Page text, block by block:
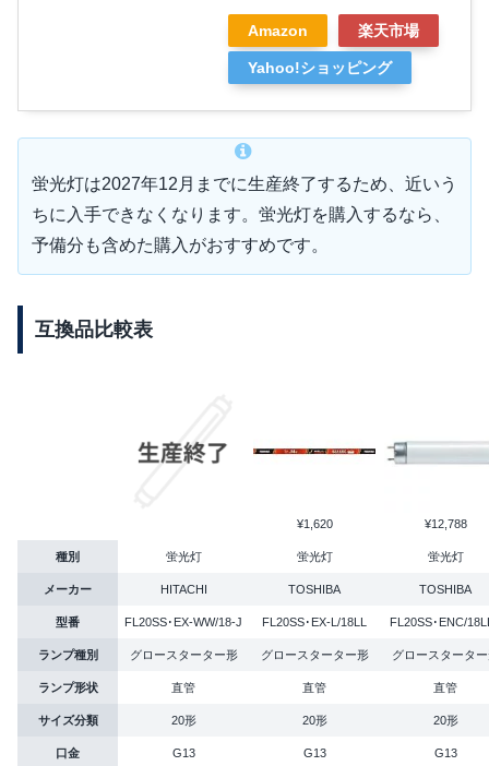
Amazon 楽天市場
Yahoo!ショッピング
蛍光灯は2027年12月までに生産終了するため、近いう
ちに入手できなくなります。蛍光灯を購入するなら、
予備分も含めた購入がおすすめです。
互換品比較表
¥1,620 ¥12,788
種別 蛍光灯 蛍光灯 蛍光灯
メーカー HITACHI TOSHIBA TOSHIBA
型番 FL20SS･EX-WW/18-J FL20SS･EX-L/18LL FL20SS･ENC/
ランプ種別 グロースターター形 グロースターター形 グロースタータ
ランプ形状 直管 直管 直管
サイズ分類 20形 20形 20形
口金 G13 G13 G13